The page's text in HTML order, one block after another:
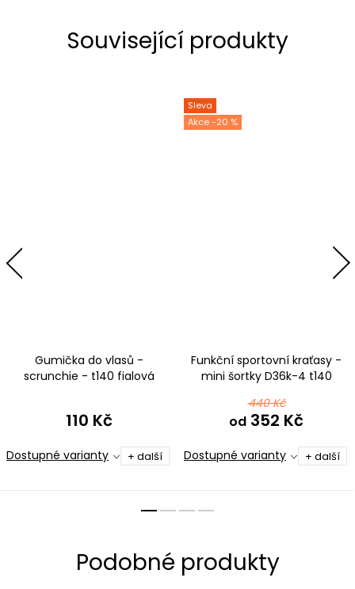
Související produkty
Gumička do vlasů -
scrunchie - t140 fialová
110 Kč
Dostupné varianty + další
Sleva
-20 %
Funkční sportovní kraťasy -
mini šortky D36k-4 t140
440 Kč
od 352 Kč
Dostupné varianty + další